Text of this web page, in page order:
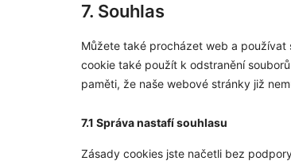
7. Souhlas
Můžete také procházet web a
cookie také použít k odstranění
paměti, že naše webové stránky již
7.1 Správa nastafí souhlasu
Zásady cookies jste načetli bez